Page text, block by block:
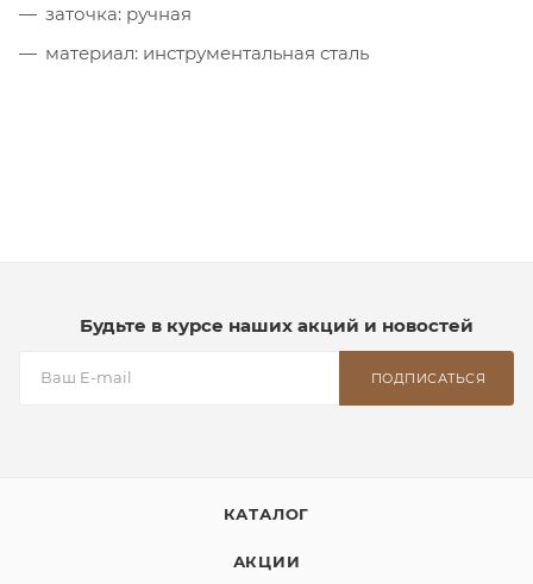
заточка: ручная
материал: инструментальная сталь
Будьте в курсе наших акций и новостей
ПОДПИСАТЬСЯ
КАТАЛОГ
АКЦИИ